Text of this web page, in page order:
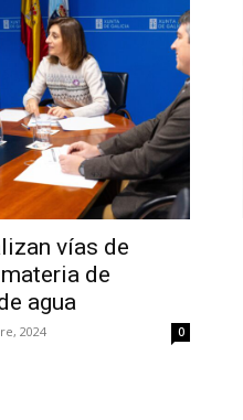
vías de
de
agua
2024 0